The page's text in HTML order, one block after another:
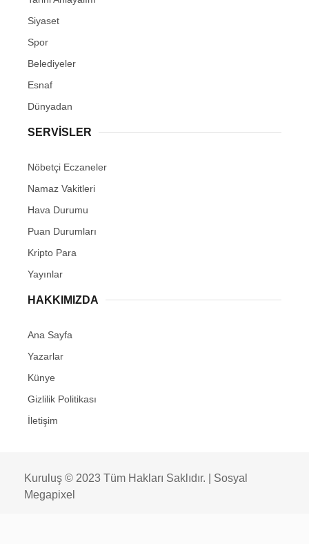
Siyaset
Spor
Belediyeler
Esnaf
Dünyadan
SERVİSLER
Nöbetçi Eczaneler
Namaz Vakitleri
Hava Durumu
Puan Durumları
Kripto Para
Yayınlar
HAKKIMIZDA
Ana Sayfa
Yazarlar
Künye
Gizlilik Politikası
İletişim
Kuruluş © 2023 Tüm Hakları Saklıdır. | Sosyal
Megapixel